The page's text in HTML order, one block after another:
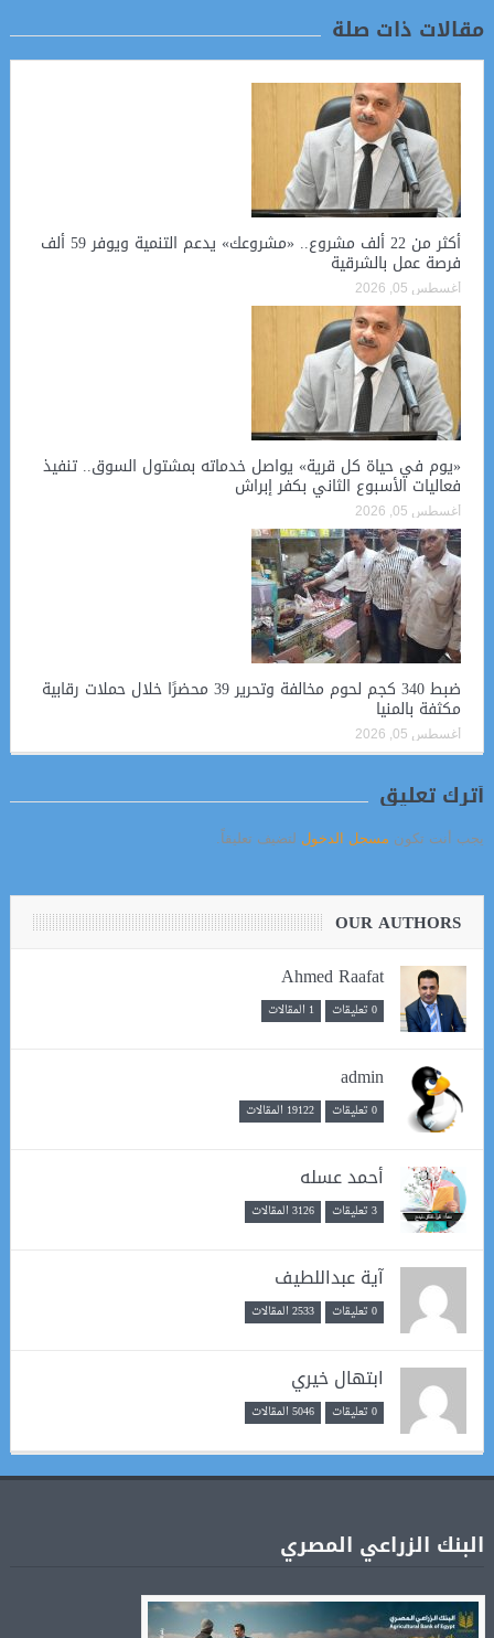
مقالات ذات صلة
أكثر من 22 ألف مشروع.. «مشروعك» يدعم التنمية ويوفر 59 ألف
فرصة عمل بالشرقية
أغسطس 05, 2026
«يوم في حياة كل قرية» يواصل خدماته بمشتول السوق.. تنفيذ
فعاليات الأسبوع الثاني بكفر إبراش
أغسطس 05, 2026
ضبط 340 كجم لحوم مخالفة وتحرير 39 محضرًا خلال حملات رقابية
مكثفة بالمنيا
أغسطس 05, 2026
أترك تعليق
يجب أنت تكون مسجل الدخول لتضيف تعليقاً.
OUR AUTHORS
Ahmed Raafat
0 تعليقات 1 المقالات
admin
0 تعليقات 19122 المقالات
أحمد عسله
3 تعليقات 3126 المقالات
آية عبداللطيف
0 تعليقات 2533 المقالات
ابتهال خيري
0 تعليقات 5046 المقالات
البنك الزراعي المصري